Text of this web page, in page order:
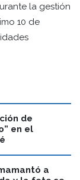
la gestión
10 de
de
en el
a